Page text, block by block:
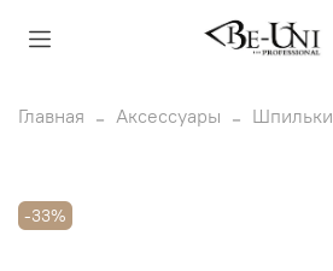
Главная Аксессуары Шпильки
-33%